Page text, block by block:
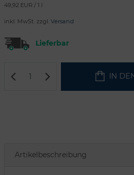
49,92 EUR / 1 l
inkl. MwSt. zzgl. Versand
Lieferbar
IN
Artikelbeschreibung